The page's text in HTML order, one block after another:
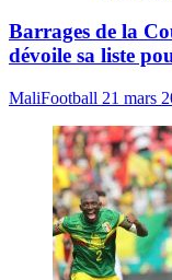
Barrages de la
dévoile sa liste
MaliFootball 21 mars